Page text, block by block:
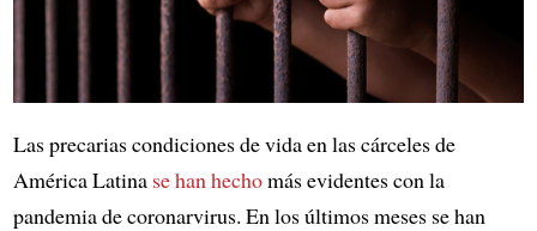
Las precarias condiciones de vida en las cárceles de
América Latina se han hechomás evidentes con la
pandemia de coronarvirus. En los últimos meses se han